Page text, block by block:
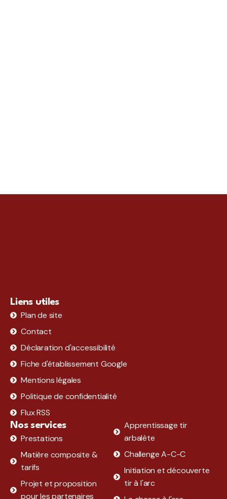
Liens utiles
Plan de site
Contact
Déclaration d'accessibilité
Fiche d'établissement Google
Mentions légales
Politique de confidentialité
Flux RSS
Apprentissage tir
arbalète
Challenge A-C-C
Initiation et découverte
tir à l'arc
Nos services
Prestations
Matière composite &
tarifs
Projet et proposition
pour les partenaires